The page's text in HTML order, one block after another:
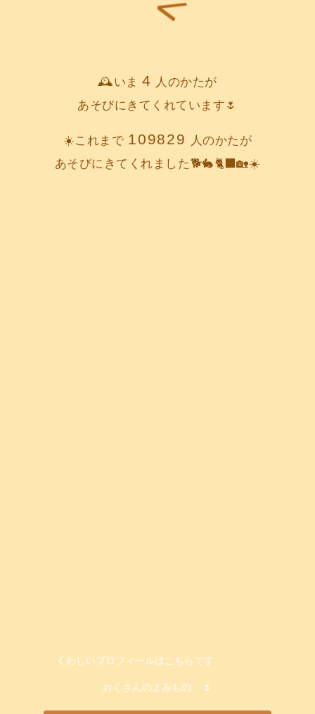
🕰️いま4
人のかたが
あそびにきてくれています🌷
☀️これまで 109829
人のかたが
あそびにきてくれました🐕️🐇🐈‍⬛🏡☀️
くわしいプロフィールはこちらです
おくさんのよみもの 🌷